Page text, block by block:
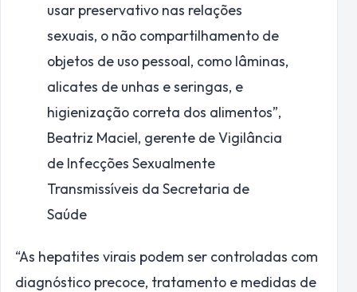
usar preservativo nas relações
sexuais, o não compartilhamento de
objetos de uso pessoal, como lâminas,
alicates de unhas e seringas, e
higienização correta dos alimentos”,
Beatriz Maciel, gerente de Vigilância
de Infecções Sexualmente
Transmissíveis da Secretaria de
Saúde
“As hepatites virais podem ser controladas com
diagnóstico precoce, tratamento e medidas de